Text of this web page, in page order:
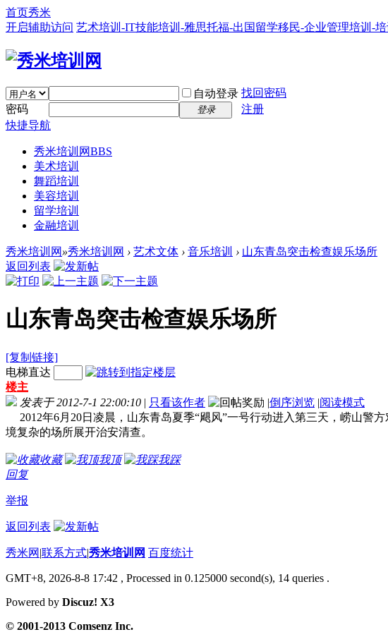
首页秀米
开启辅助访问 艺术培训-IT技能培训-雅思托福-出国留学移民-企业管理培训-
自动登录 找回密码
密码
登录
注册
快捷导航
秀米培训网BBS
美术培训
舞蹈培训
美容培训
留学培训
金融培训
秀米培训网 »秀米培训网 › 艺术文体 › 音乐培训 › 山东青岛突击检查娱乐场所
返回列表
山东青岛突击检查娱乐场所
[复制链接]
电梯直达
楼主
发表于 2012-7-1 22:00:10 | 只看该作者 |倒序浏览 |阅读模式
2012年6月20日凌晨，山东青岛夏季“飓风”一号行动进入第三天，崂山警
境复杂的场所展开治安清查。
收藏 我顶
我踩
回复
举报
返回列表
秀米网 |联系方式|秀米培训网 百度统计
GMT+8, 2026-8-8 17:42 , Processed in 0.125000 second(s), 14 queries .
Powered by Discuz! X3
© 2001-2013 Comsenz Inc.